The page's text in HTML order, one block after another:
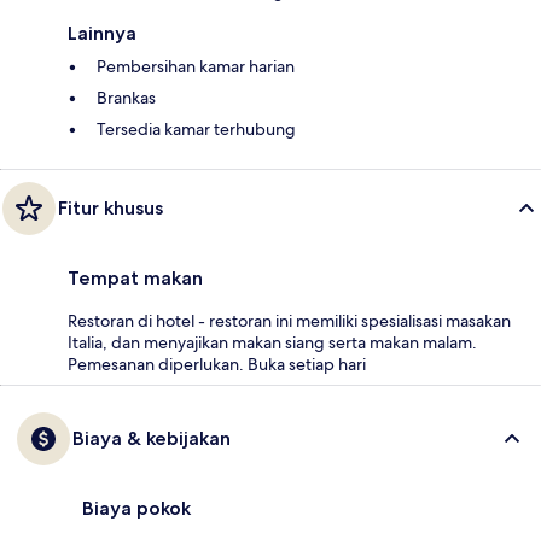
Lainnya
Pembersihan kamar harian
Brankas
Tersedia kamar terhubung
Fitur khusus
Tempat makan
Restoran di hotel - restoran ini memiliki spesialisasi masakan
Italia, dan menyajikan makan siang serta makan malam.
Pemesanan diperlukan. Buka setiap hari
Biaya & kebijakan
Biaya pokok